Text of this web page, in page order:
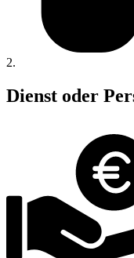
2.
Dienst oder